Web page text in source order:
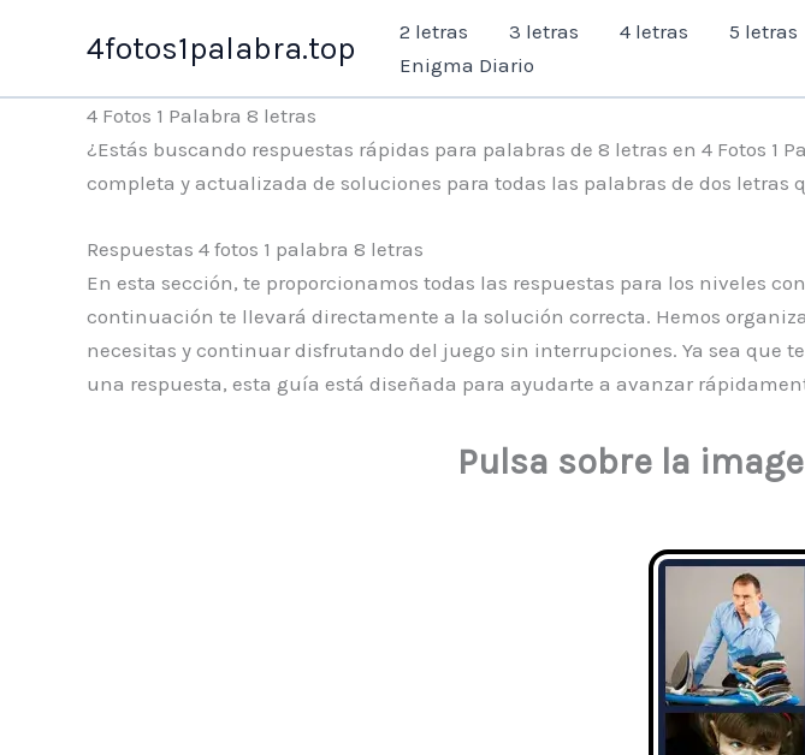
4fotos1palabra.top 2 letras 3 letras 4 letras 5 letras
Enigma Diario
4 Fotos 1 Palabra 8 letras
¿Estás buscando respuestas rápidas para palabras de 8 letras en 4 Fotos
completa y actualizada de soluciones para todas las palabras de dos
Respuestas 4 fotos 1 palabra 8 letras
En esta sección, te proporcionamos todas las respuestas para los niveles
continuación te llevará directamente a la solución correcta. Hemos
necesitas y continuar disfrutando del juego sin interrupciones. Ya sea
una respuesta, esta guía está diseñada para ayudarte a avanzar
Pulsa sobre la